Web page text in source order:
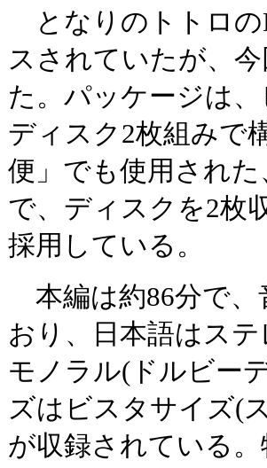
となりのトトロの
スされていたが、
た。パッケージは
ディスク2枚組みで
便」でも使用され
で、ディスクを2枚
採用している。
本編は約86分で、
おり、日本語はス
モノラル(ドルビー
ズはビスタサイズ(
が収録されている